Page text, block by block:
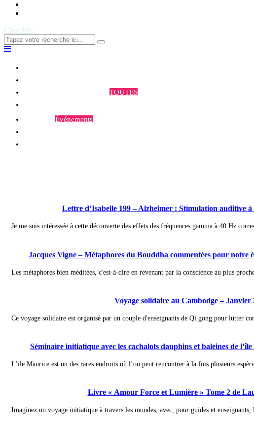
Chercher
TOUTES
Événements
Lettre d’Isabelle 199 – Alzheimer : Stimulation auditive à
Je me suis intéressée à cette découverte des effets des fréquences gamma à 40 Hz
Jacques Vigne – Métaphores du Bouddha commentées pour notre
Les métaphores bien méditées, c'est-à-dire en revenant par la conscience au plus
Voyage solidaire au Cambodge – Janvier
Ce voyage solidaire est organisé par un couple d'enseignants de Qi gong pour lutter
Séminaire initiatique avec les cachalots dauphins et baleines de
L’ile Maurice est un des rares endroits où l’on peut rencontrer à la fois plusieurs
Livre « Amour Force et Lumière » Tome 2 de
Imaginez un voyage initiatique à travers les mondes, avec, pour guides et